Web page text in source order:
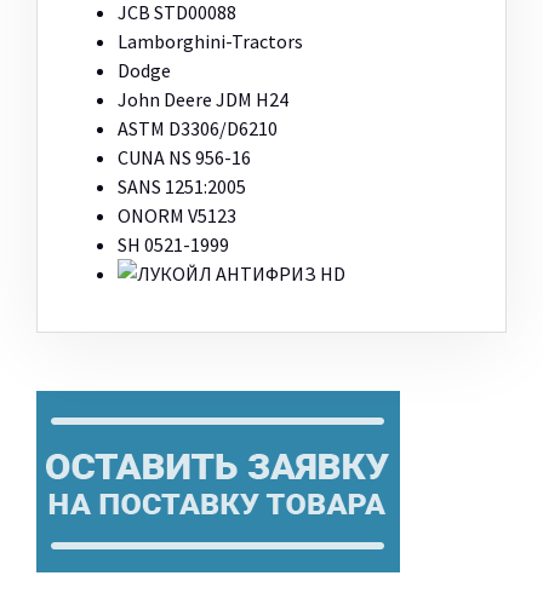
JCB STD00088
Lamborghini-Tractors
Dodge
John Deere JDM H24
ASTM D3306/D6210
CUNA NS 956-16
SANS 1251:2005
ONORM V5123
SH 0521-1999